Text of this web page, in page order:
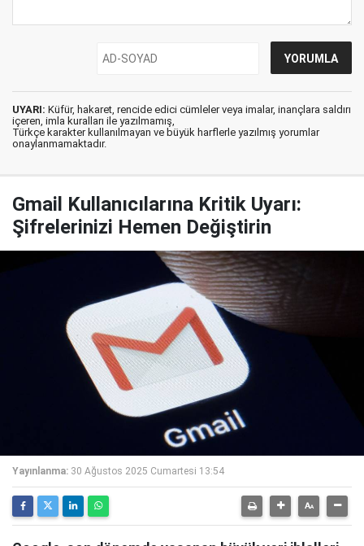
UYARI: Küfür, hakaret, rencide edici cümleler veya imalar, inançlara saldırı
içeren, imla kuralları ile yazılmamış,
Türkçe karakter kullanılmayan ve büyük harflerle yazılmış yorumlar
onaylanmamaktadır.
Gmail Kullanıcılarına Kritik Uyarı:
Şifrelerinizi Hemen Değiştirin
Yayınlanma: 30 Ağustos 2025 Cumartesi 13:54